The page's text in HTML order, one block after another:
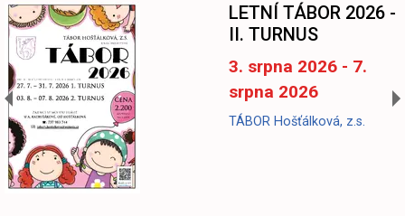
LETNÍ TÁBOR 2026 -
II. TURNUS
3. srpna 2026 - 7.
srpna 2026
TÁBOR Hošťálková, z.s.